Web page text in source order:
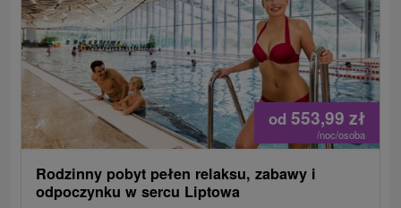
od 553,99 zł
/noc/osoba
Rodzinny pobyt pełen relaksu, zabawy i
odpoczynku w sercu Liptowa